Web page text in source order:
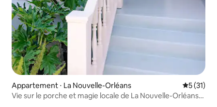
Appartement ⋅ La Nouvelle-Orléans
5 (31)
Vie sur le porche et magie locale de La Nouvelle-Orléans.